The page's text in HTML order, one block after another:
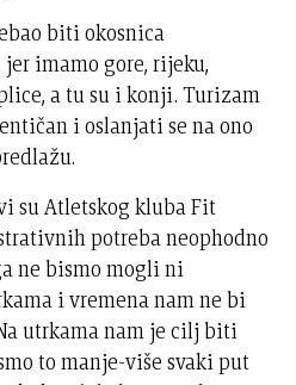
biti okosnica
imamo gore, rijeku,
a tu su i konji. Turizam
i oslanjati se na ono
su Atletskog kluba Fit
potreba neophodno
ne bismo mogli ni
i vremena nam ne bi
utrkama nam je cilj biti
to manje-više svaki put